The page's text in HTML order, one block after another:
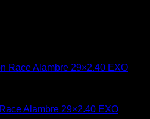
Alambre 29×2.40 EXO